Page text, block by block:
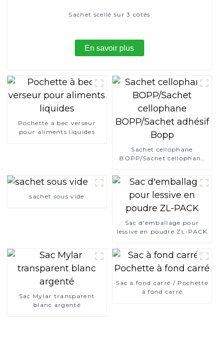
Sachet scellé sur 3 côtés
En savoir plus
Pochette à bec verseur
pour aliments liquides
Sachet cellophane
BOPP/Sachet cellophane
sachet sous vide
Sac d'emballage pour
lessive en poudre ZL-PACK
Sac Mylar transparent
blanc argenté
Sac à fond carré / Pochette
à fond carré